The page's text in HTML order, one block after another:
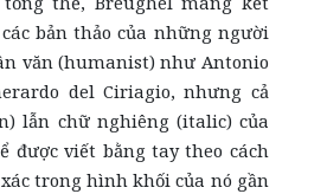
bản thảo của những người
văn (humanist) như Antonio
del Ciriagio, nhưng cả
lẫn chữ nghiêng (italic) của
được viết bằng tay theo cách
trong hình khối của nó gần